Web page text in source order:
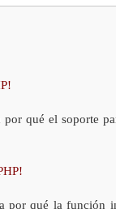
qué el soporte
por qué la función